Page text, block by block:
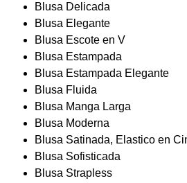
Blusa Delicada
Blusa Elegante
Blusa Escote en V
Blusa Estampada
Blusa Estampada Elegante
Blusa Fluida
Blusa Manga Larga
Blusa Moderna
Blusa Satinada, Elastico en
Blusa Sofisticada
Blusa Strapless